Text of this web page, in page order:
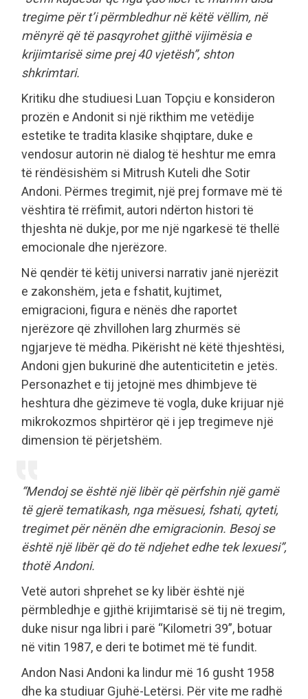
tregime për t’i përmbledhur në këtë vëllim, në
mënyrë që të pasqyrohet gjithë vijimësia e
krijimtarisë sime prej 40 vjetësh”, shton
shkrimtari.
Kritiku dhe studiuesi Luan Topçiu e konsideron
prozën e Andonit si një rikthim me vetëdije
estetike te tradita klasike shqiptare, duke e
vendosur autorin në dialog të heshtur me emra
të rëndësishëm si Mitrush Kuteli dhe Sotir
Andoni. Përmes tregimit, një prej formave më të
vështira të rrëfimit, autori ndërton histori të
thjeshta në dukje, por me një ngarkesë të thellë
emocionale dhe njerëzore.
Në qendër të këtij universi narrativ janë njerëzit
e zakonshëm, jeta e fshatit, kujtimet,
emigracioni, figura e nënës dhe raportet
njerëzore që zhvillohen larg zhurmës së
ngjarjeve të mëdha. Pikërisht në këtë thjeshtësi,
Andoni gjen bukurinë dhe autenticitetin e jetës.
Personazhet e tij jetojnë mes dhimbjeve të
heshtura dhe gëzimeve të vogla, duke krijuar një
mikrokozmos shpirtëror që i jep tregimeve një
dimension të përjetshëm.
“Mendoj se është një libër që përfshin një gamë
të gjerë tematikash, nga mësuesi, fshati, qyteti,
tregimet për nënën dhe emigracionin. Besoj se
është një libër që do të ndjehet edhe tek lexuesi”,
thotë Andoni.
Vetë autori shprehet se ky libër është një
përmbledhje e gjithë krijimtarisë së tij në tregim,
duke nisur nga libri i parë “Kilometri 39”, botuar
në vitin 1987, e deri te botimet më të fundit.
Andon Nasi Andoni ka lindur më 16 gusht 1958
dhe ka studiuar Gjuhë-Letërsi. Për vite me radhë